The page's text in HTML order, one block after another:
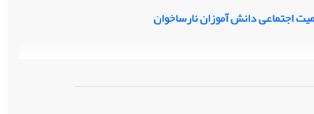
اجتماعی دانش آموزان نارساخوان